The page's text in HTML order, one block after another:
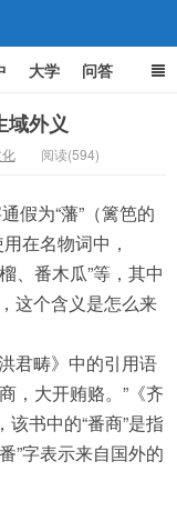
大学 问答
域外义
阅读(594)
假为“藩”（篱笆的
在名物词中，
、番木瓜”等，其中
这个含义是怎么来
君畴》中的引用语
，大开贿赂。”《齐
书中的“番商”是指
”字表示来自国外的